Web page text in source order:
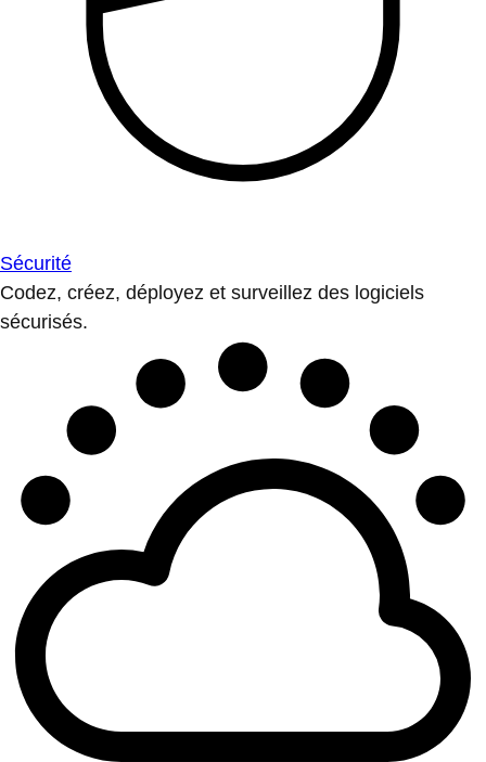
Sécurité
Codez, créez, déployez et surveillez des logiciels
sécurisés.